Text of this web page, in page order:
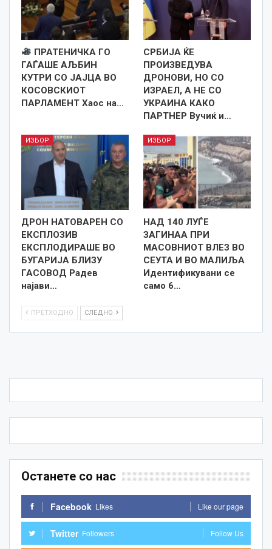
ПРАТЕНИЧКА ГО
ГАЃАШЕ АЉБИН
КУТРИ СО ЈАЈЦА ВО
КОСОВСКИОТ
ПАРЛАМЕНТ Хаос на…
СРБИЈА ЌЕ
ПРОИЗВЕДУВА
ДРОНОВИ, НО СО
ИЗРАЕЛ, А НЕ СО
УКРАИНА КАКО
ПАРТНЕР Вучиќ и…
ИЗБОР
ДРОН НАТОВАРЕН СО
ЕКСПЛОЗИВ
ЕКСПЛОДИРАШЕ ВО
БУГАРИЈА БЛИЗУ
ГАСОВОД Радев
најави…
ИЗБОР
НАД 140 ЛУЃЕ
ЗАГИНАА ПРИ
МАСОВНИОТ ВЛЕЗ ВО
СЕУТА И ВО МАЛИЉА
Идентификувани се
само 6…
ПРЕТХОДНО СЛЕДНО
Останете со нас
Facebook Likes Like our page
Twitter Followers Follow Us